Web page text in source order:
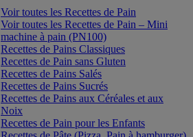
Voir toutes les Recettes de Pain
Voir toutes les Recettes de Pain – Mini
machine à pain (PN100)
Recettes de Pains Classiques
Recettes de Pain sans Gluten
Recettes de Pains Salés
Recettes de Pains Sucrés
Recettes de Pains aux Céréales et aux
Noix
Recettes de Pain pour les Enfants